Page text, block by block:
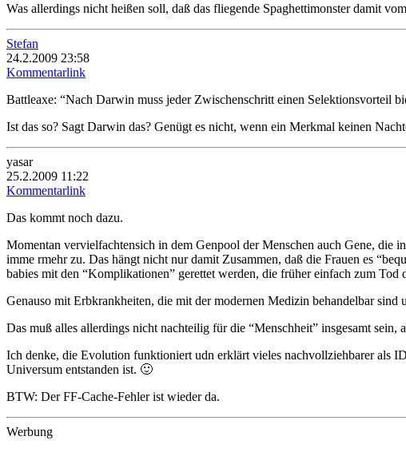
Was allerdings nicht heißen soll, daß das fliegende Spaghettimonster damit
Stefan
24.2.2009 23:58
Kommentarlink
Battleaxe: “Nach Darwin muss jeder Zwischenschritt einen Selektionsvorteil
Ist das so? Sagt Darwin das? Genügt es nicht, wenn ein Merkmal keinen
yasar
25.2.2009 11:22
Kommentarlink
Das kommt noch dazu.
Momentan vervielfachtensich in dem Genpool der Menschen auch Gene, die
imme rmehr zu. Das hängt nicht nur damit Zusammen, daß die Frauen es
babies mit den “Komplikationen” gerettet werden, die früher einfach zum
Genauso mit Erbkrankheiten, die mit der modernen Medizin behandelbar
Das muß alles allerdings nicht nachteilig für die “Menschheit” insgesamt
Ich denke, die Evolution funktioniert udn erklärt vieles nachvollziehbarer als
Universum entstanden ist. 🙂
BTW: Der FF-Cache-Fehler ist wieder da.
Werbung